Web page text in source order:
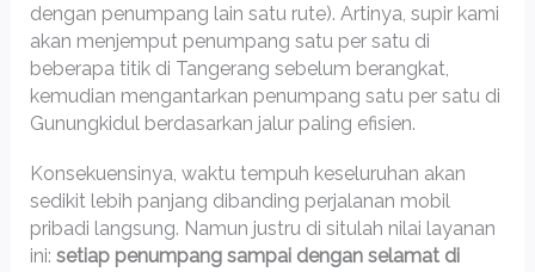
dengan penumpang lain satu rute). Artinya, supir kami
akan menjemput penumpang satu per satu di
beberapa titik di Tangerang sebelum berangkat,
kemudian mengantarkan penumpang satu per satu di
Gunungkidul berdasarkan jalur paling efisien.
Konsekuensinya, waktu tempuh keseluruhan akan
sedikit lebih panjang dibanding perjalanan mobil
pribadi langsung. Namun justru di situlah nilai layanan
ini: setiap penumpang sampai dengan selamat di